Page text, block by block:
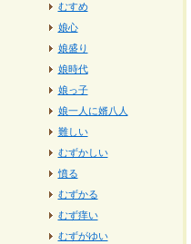
むすめ
娘心
娘盛り
娘時代
娘っ子
娘一人に婿八人
難しい
むずかしい
憤る
むずかる
むず痒い
むずがゆい